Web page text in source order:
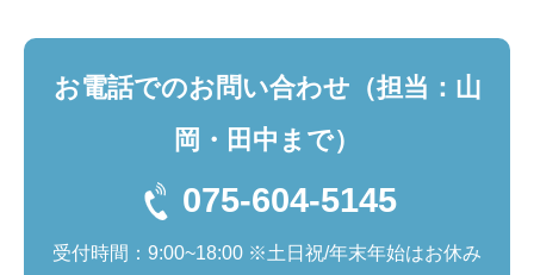
お電話でのお問い合わせ（担当：山
岡・田中まで）
075-604-5145
受付時間：9:00~18:00 ※土日祝/年末年始はお休み